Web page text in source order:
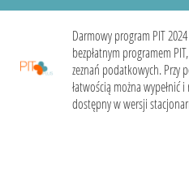
Darmowy program PIT
bezpłatnym programem
zeznań podatkowych. Przy
łatwością można wypełnić i
dostępny w wersji